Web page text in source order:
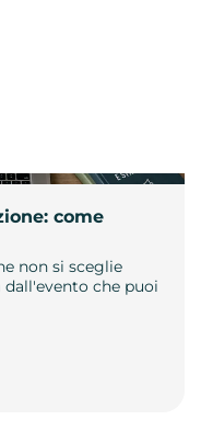
come
non si sceglie
che puoi